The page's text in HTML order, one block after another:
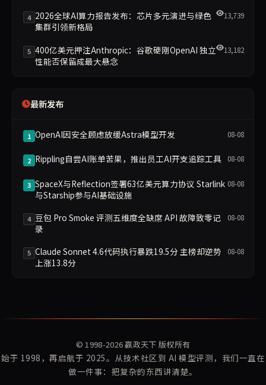
4 2026全球AI算力报告发布：芯片多元演进与绿色
集群引领新格局
13,739
5 400亿美元押注Anthropic：谷歌硬刚OpenAI 独立
性能否保留成最大悬念
13,182
最新发布
1 OpenAI因安全顾虑放缓Astra模型开发 08-08
2 Rippling自尝AI账单苦果，推出员工AI开支追踪工具 08-08
3 SpaceX与Reflection签署63亿美元算力协议 Starlink
与Starship参与AI基础设施
08-08
4 豆包 Pro Smoke 评测五维度全缺席 API 故障致零记
录
08-08
5 Claude Sonnet 4.6代码执行暴跌19.5分 主榜却逆势
上涨13.8分
08-08
© 1998-2026赢政天下 版权所有
始于 1998，再启航于 2025。从技术社区到 AI 模型评测，我们一直在
做一件事：把复杂的东西讲清楚。